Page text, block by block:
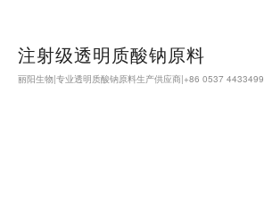
注射级透明质酸钠原料
丽阳生物|专业透明质酸钠原料生产供应商|+86 0537 4433499